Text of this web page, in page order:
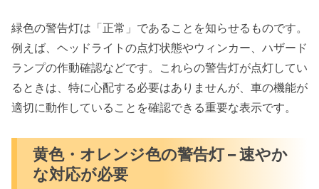
緑色の警告灯は「正常」であることを知らせるものです。
例えば、ヘッドライトの点灯状態やウィンカー、ハザード
ランプの作動確認などです。これらの警告灯が点灯してい
るときは、特に心配する必要はありませんが、車の機能が
適切に動作していることを確認できる重要な表示です。
黄色・オレンジ色の警告灯 – 速やか
な対応が必要